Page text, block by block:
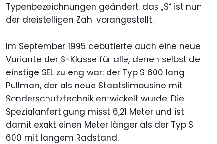
Typenbezeichnungen geändert, das „S“ ist nun
der dreistelligen Zahl vorangestellt.
Im September 1995 debütierte auch eine neue
Variante der S-Klasse für alle, denen selbst der
einstige SEL zu eng war: der Typ S 600 lang
Pullman, der als neue Staatslimousine mit
Sonderschutztechnik entwickelt wurde. Die
Spezialanfertigung misst 6,21 Meter und ist
damit exakt einen Meter länger als der Typ S
600 mit langem Radstand.